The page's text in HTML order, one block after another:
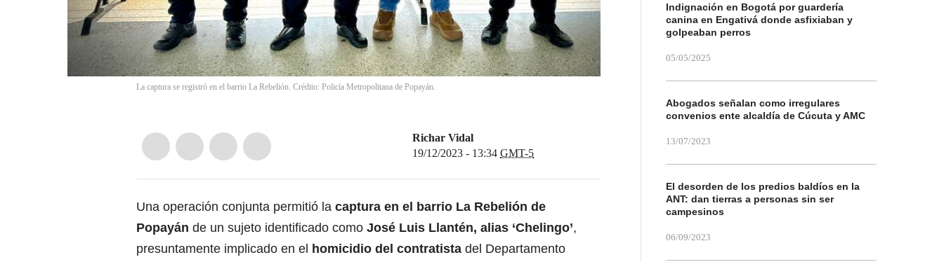
La captura se registró en el barrio La Rebelión. Crédito: Policía Metropolitana de Popayán.
Richar Vidal
19/12/2023 - 13:34 GMT-5
Una operación conjunta permitió la captura en el barrio La Rebelión de
Popayán de un sujeto identificado como José Luis Llantén, alias ‘Chelingo’,
presuntamente implicado en el homicidio del contratista del Departamento
Indignación en Bogotá por guardería
canina en Engativá donde asfixiaban y
golpeaban perros
05/05/2025
Abogados señalan como irregulares
convenios ente alcaldía de Cúcuta y AMC
13/07/2023
El desorden de los predios baldíos en la
ANT: dan tierras a personas sin ser
campesinos
06/09/2023